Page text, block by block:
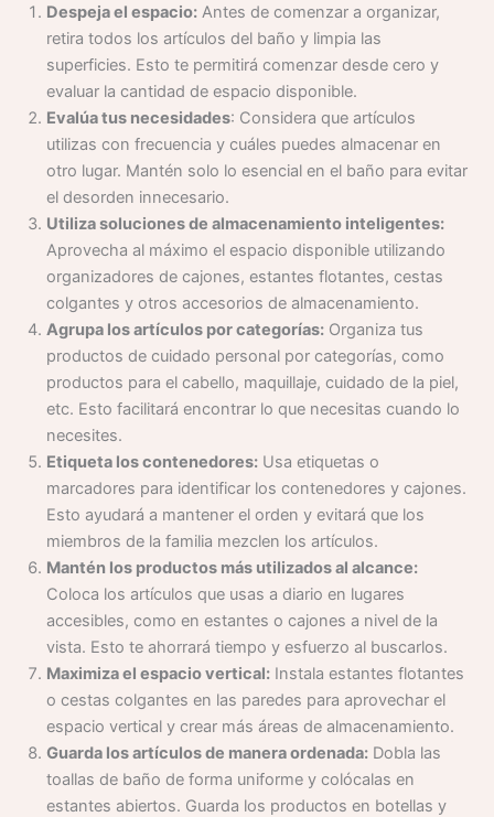
Despeja el espacio: Antes de comenzar a organizar,
retira todos los artículos del baño y limpia las
superficies. Esto te permitirá comenzar desde cero y
evaluar la cantidad de espacio disponible.
Evalúa tus necesidades: Considera que artículos
utilizas con frecuencia y cuáles puedes almacenar en
otro lugar. Mantén solo lo esencial en el baño para evitar
el desorden innecesario.
Utiliza soluciones de almacenamiento inteligentes:
Aprovecha al máximo el espacio disponible utilizando
organizadores de cajones, estantes flotantes, cestas
colgantes y otros accesorios de almacenamiento.
Agrupa los artículos por categorías: Organiza tus
productos de cuidado personal por categorías, como
productos para el cabello, maquillaje, cuidado de la piel,
etc. Esto facilitará encontrar lo que necesitas cuando lo
necesites.
Etiqueta los contenedores: Usa etiquetas o
marcadores para identificar los contenedores y cajones.
Esto ayudará a mantener el orden y evitará que los
miembros de la familia mezclen los artículos.
Mantén los productos más utilizados al alcance:
Coloca los artículos que usas a diario en lugares
accesibles, como en estantes o cajones a nivel de la
vista. Esto te ahorrará tiempo y esfuerzo al buscarlos.
Maximiza el espacio vertical: Instala estantes flotantes
o cestas colgantes en las paredes para aprovechar el
espacio vertical y crear más áreas de almacenamiento.
Guarda los artículos de manera ordenada: Dobla las
toallas de baño de forma uniforme y colócalas en
estantes abiertos. Guarda los productos en botellas y